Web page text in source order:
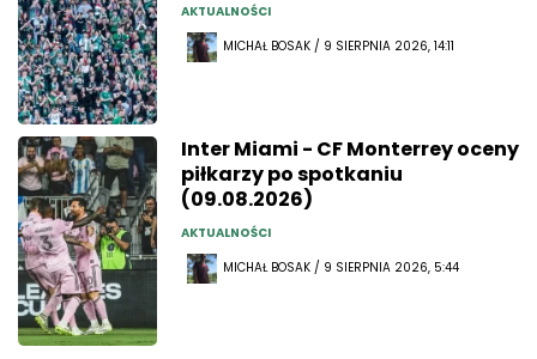
AKTUALNOŚCI
MICHAŁ BOSAK / 9 SIERPNIA 2026, 14:11
Inter Miami - CF Monterrey oceny
piłkarzy po spotkaniu
(09.08.2026)
AKTUALNOŚCI
MICHAŁ BOSAK / 9 SIERPNIA 2026, 5:44